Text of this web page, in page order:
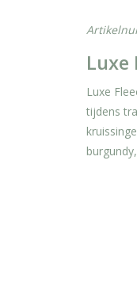
Luxe
Luxe
tijdens